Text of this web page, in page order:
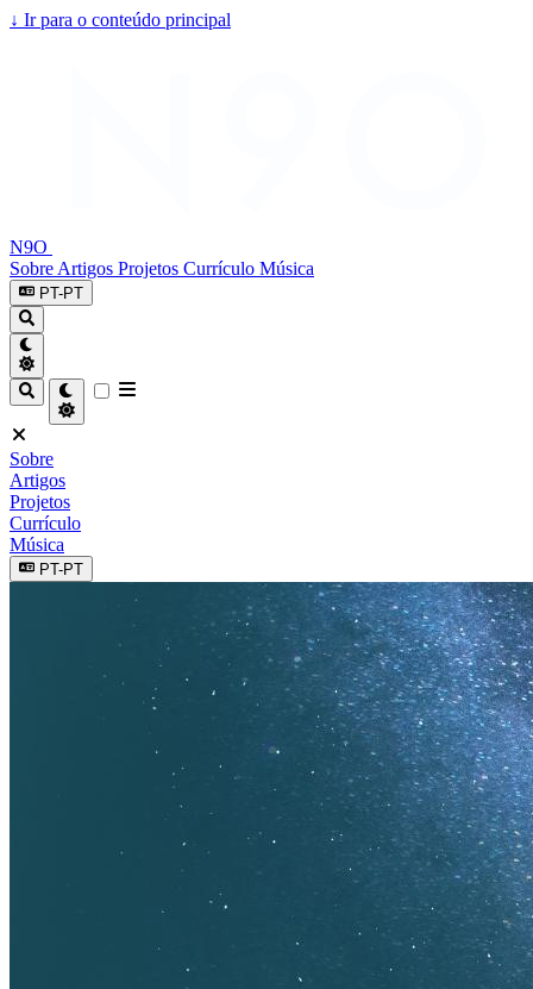
↓ Ir para o conteúdo principal
N9O
Sobre Artigos Projetos Currículo Música
PT-PT
Sobre
Artigos
Projetos
Currículo
Música
PT-PT